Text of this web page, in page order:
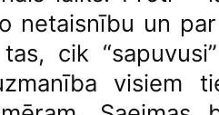
netaisnību un
cik
visiem